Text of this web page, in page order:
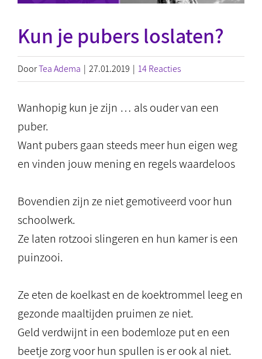
Kun je pubers loslaten?
DoorTea Adema | 27.01.2019 | 14 Reacties
Wanhopig kun je zijn … als ouder van een
puber.
Want pubers gaan steeds meer hun eigen weg
en vinden jouw mening en regels waardeloos
Bovendien zijn ze niet gemotiveerd voor hun
schoolwerk.
Ze laten rotzooi slingeren en hun kamer is een
puinzooi.
Ze eten de koelkast en de koektrommel leeg en
gezonde maaltijden pruimen ze niet.
Geld verdwijnt in een bodemloze put en een
beetje zorg voor hun spullen is er ook al niet.